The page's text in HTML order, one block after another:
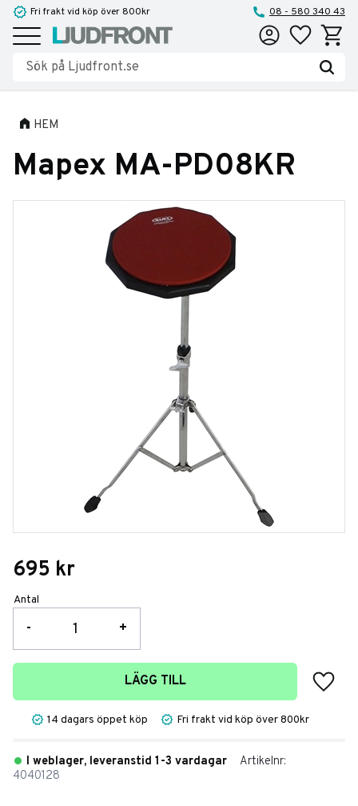
Meny
Fri frakt vid köp över 800kr 08 - 580 340 43
Favoriter
HEM
Mapex MA-PD08KR
695 kr
Antal
+
-
LÄGG TILL
Lägg
14 dagars öppet köp Fri frakt vid köp över 800kr
I weblager, leveranstid 1-3 vardagar
Artikelnr
4040128